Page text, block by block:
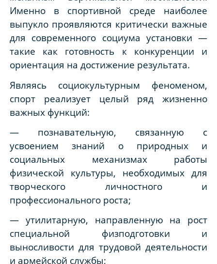
Именно в спортивной среде наиболее
выпукло проявляются критически важные
для современного социума установки —
такие как готовность к конкуренции и
ориентация на достижение результата.
Являясь социокультурным феноменом,
спорт реализует целый ряд жизненно
важных функций:
— познавательную, связанную с
усвоением знаний о природных и
социальных механизмах работы
физической культуры, необходимых для
творческого личностного и
профессионального роста;
— утилитарную, направленную на рост
специальной физподготовки и
выносливости для трудовой деятельности
и армейской службы;